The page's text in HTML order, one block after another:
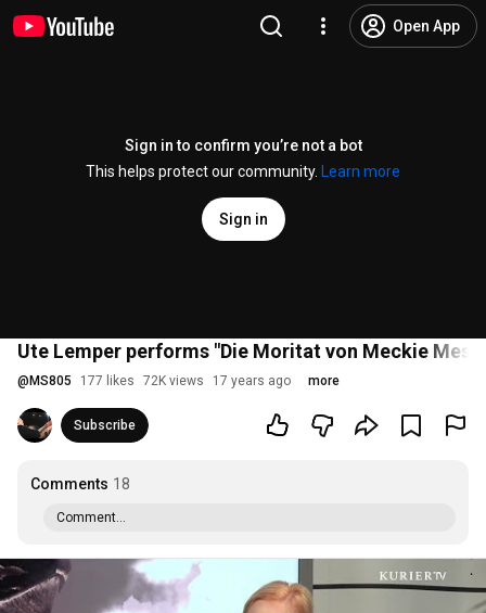
Open App
Sign in to confirm you’re not a bot
This helps protect our community.
Learn more
Sign in
Ute Lemper performs "Die Moritat von Meckie
@ MS805 177 likes 72K views 17 years ago more
Subscribe
Comments 18
Comment...